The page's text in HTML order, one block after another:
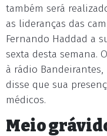
também será
as lideranças das
Fernando Haddad a
sexta desta semana.
à rádio
disse que sua
médicos.
Meio